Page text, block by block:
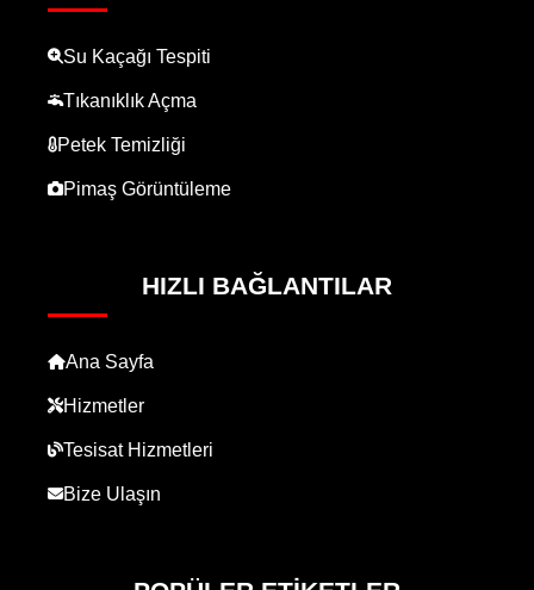
Su Kaçağı Tespiti
Tıkanıklık Açma
Petek Temizliği
Pimaş Görüntüleme
HIZLI BAĞLANTILAR
Ana Sayfa
Hizmetler
Tesisat Hizmetleri
Bize Ulaşın